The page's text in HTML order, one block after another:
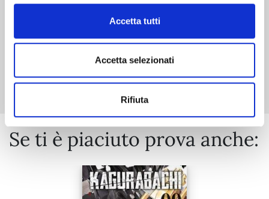
Accetta tutti
Accetta selezionati
Rifiuta
Mostra tutto
Se ti è piaciuto prova anche: